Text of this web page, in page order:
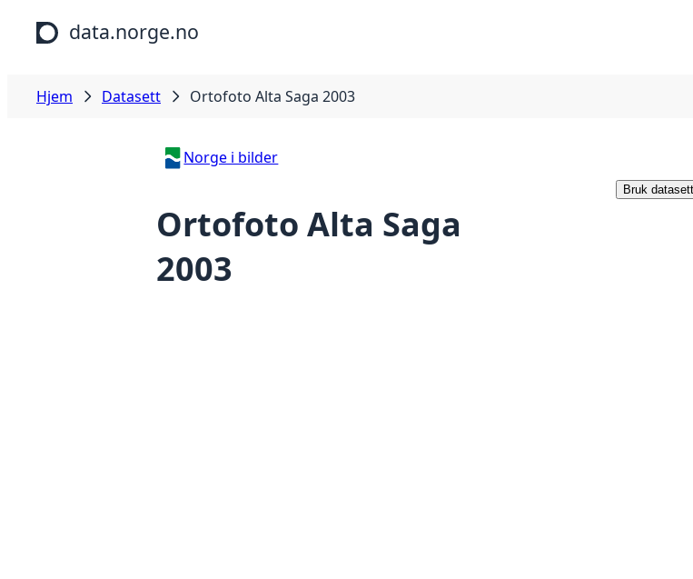
Hopp til hovedinnhold
data.norge.no
Hjem Datasett Ortofoto Alta Saga 2003
Norge i bilder
Ortofoto Alta Saga
2003
Bruk datasett